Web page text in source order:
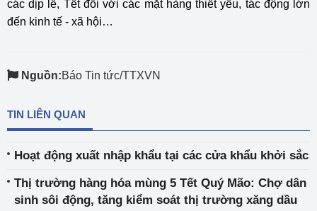
các dịp lễ, Tết đối với các mặt hàng thiết yếu, tác động lớn
đến kinh tế - xã hội…
Nguồn:Báo Tin tức/TTXVN
TIN LIÊN QUAN
Hoạt động xuất nhập khẩu tại các cửa khẩu khởi sắc
Thị trường hàng hóa mùng 5 Tết Quý Mão: Chợ dân
sinh sôi động, tăng kiểm soát thị trường xăng dầu